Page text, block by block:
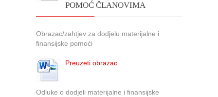
POMOĆ ČLANOVIMA
Obrazac/zahtjev za dodjelu materijalne i
finansijske pomoći
Preuzeti obrazac
Odluke o dodjeli materijalne i finansijske